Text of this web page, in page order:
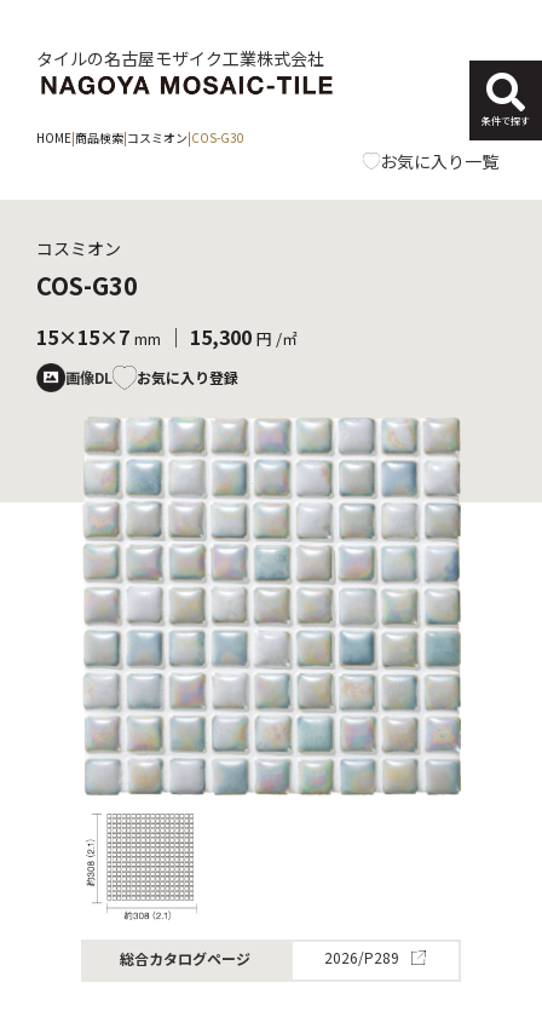
タイルの名古屋モザイク工業株式会社
HOME|商品検索|コスミオン|COS-G30
お気に入り一覧
コスミオン
COS-G30
15×15×7 mm ｜ 15,300 円 /㎡
画像DL お気に入り登録
総合カタログページ 2026/P289
条件で探す